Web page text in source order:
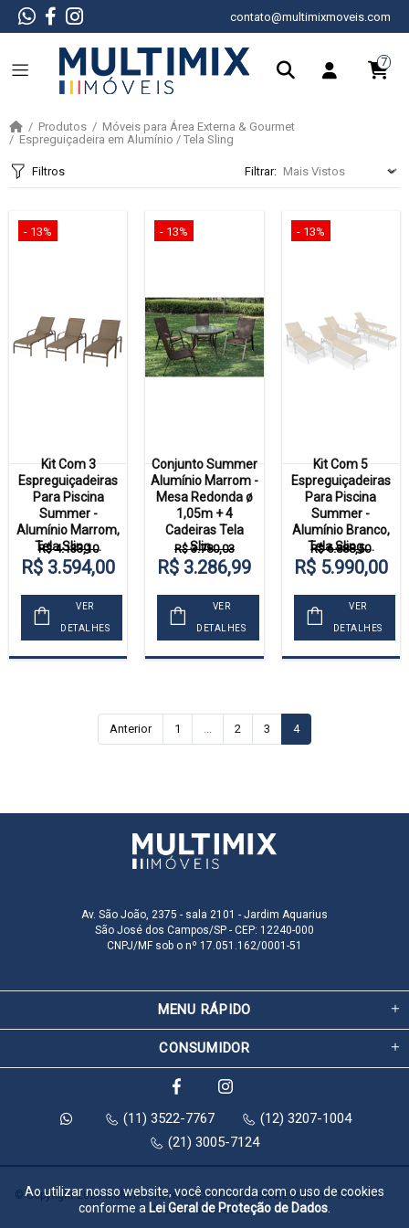
contato@multimixmoveis.com
7
Produtos
Móveis para Área Externa & Gourmet
Espreguiçadeira em Alumínio / Tela Sling
Filtros Filtrar:
- 13%
Kit Com 3
Espreguiçadeiras
Para Piscina
Summer -
Alumínio Marrom,
Tela Sling ...
R$ 4.133,10
R$ 3.594,00
VER
DETALHES
- 13%
Conjunto Summer
Alumínio Marrom -
Mesa Redonda ø
1,05m + 4
Cadeiras Tela
Slin...
R$ 3.780,03
R$ 3.286,99
VER
DETALHES
- 13%
Kit Com 5
Espreguiçadeiras
Para Piscina
Summer -
Alumínio Branco,
Tela Sling ...
R$ 6.888,50
R$ 5.990,00
VER
DETALHES
Anterior 1 ... 2 3 4
Av. São João, 2375 - sala 2101 - Jardim Aquarius
São José dos Campos/SP - CEP: 12240-000
CNPJ/MF sob o nº 17.051.162/0001-51
MENU RÁPIDO
CONSUMIDOR
(11) 3522-7767
(12) 3207-1004
(21) 3005-7124
© Copyright 2026 Multimix Móveis e Decoração para Escritório. Todos os
direitos reservados.
Ao utilizar nosso website, você concorda com o uso de cookies
conforme a Lei Geral de Proteção de Dados